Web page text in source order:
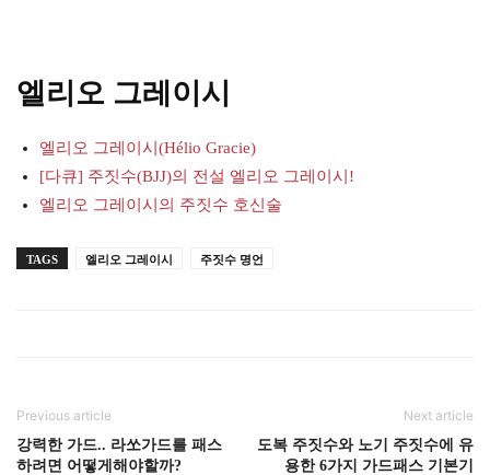
엘리오 그레이시
엘리오 그레이시(Hélio Gracie)
[다큐] 주짓수(BJJ)의 전설 엘리오 그레이시!
엘리오 그레이시의 주짓수 호신술
TAGS 엘리오 그레이시 주짓수 명언
Previous article
강력한 가드.. 라쏘가드를 패스
하려면 어떻게해야할까?
Next article
도복 주짓수와 노기 주짓수에 유
용한 6가지 가드패스 기본기